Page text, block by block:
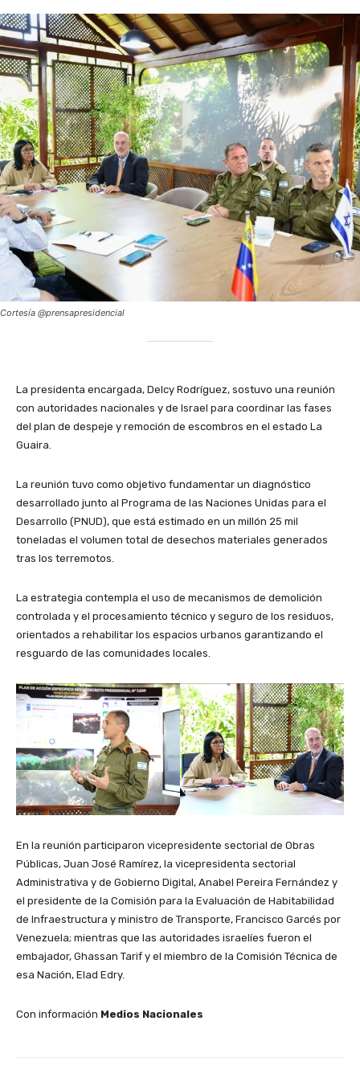
Cortesía @prensapresidencial
La presidenta encargada, Delcy Rodríguez, sostuvo una reunión
con autoridades nacionales y de Israel para coordinar las fases
del plan de despeje y remoción de escombros en el estado La
Guaira.
La reunión tuvo como objetivo fundamentar un diagnóstico
desarrollado junto al Programa de las Naciones Unidas para el
Desarrollo (PNUD), que está estimado en un millón 25 mil
toneladas el volumen total de desechos materiales generados
tras los terremotos.
La estrategia contempla el uso de mecanismos de demolición
controlada y el procesamiento técnico y seguro de los residuos,
orientados a rehabilitar los espacios urbanos garantizando el
resguardo de las comunidades locales.
En la reunión participaron vicepresidente sectorial de Obras
Públicas, Juan José Ramírez, la vicepresidenta sectorial
Administrativa y de Gobierno Digital, Anabel Pereira Fernández y
el presidente de la Comisión para la Evaluación de Habitabilidad
de Infraestructura y ministro de Transporte, Francisco Garcés por
Venezuela; mientras que las autoridades israelíes fueron el
embajador, Ghassan Tarif y el miembro de la Comisión Técnica de
esa Nación, Elad Edry.
Con información Medios Nacionales